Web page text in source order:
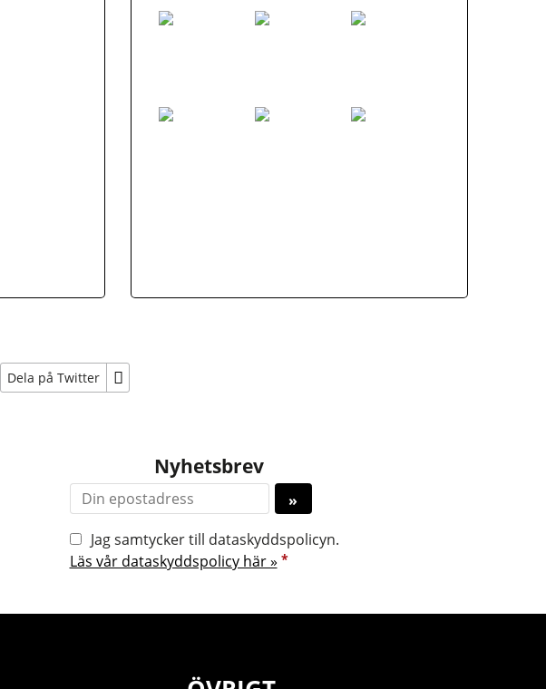
Dela på Twitter
Nyhetsbrev
Jag samtycker till dataskyddspolicyn.
Läs vår dataskyddspolicy här » *